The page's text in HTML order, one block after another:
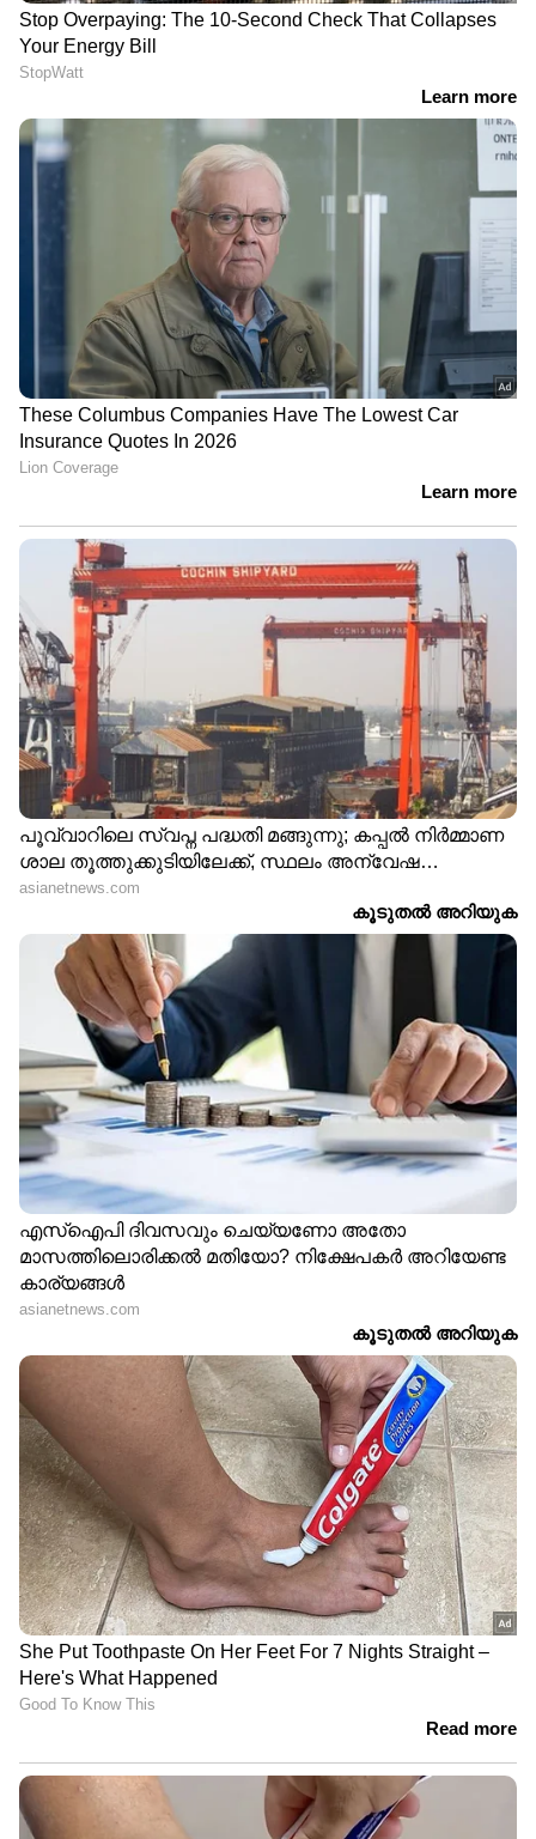
വർഷത്തോളം സമയമുണ്ട്. ഇത്തരം
സാഹചര്യങ്ങളിൽ പണം വേഗത്തിൽ വളരാൻ
ഇക്വിറ്റി മ്യൂച്വൽ ഫണ്ടുകൾ (SIP വഴി)
തിരഞ്ഞെടുക്കുന്നതാണ് അനുയോജ്യം.
വിപണിയിലെ റിസ്ക് കാരണം ചില
വർഷങ്ങളിൽ പോർട്ട്ഫോളിയോ താഴേക്ക്
പോയേക്കാമെങ്കിലും,
ദീർഘകാലാടിസ്ഥാനത്തിൽ പണപ്പെരുപ്പത്തെ
മറികടക്കുന്ന മികച്ച ലാഭം നൽകാൻ മ്യൂച്വൽ
ഫണ്ടുകൾക്ക് സാധിക്കും.
ഏതാണ് ഏറ്റവും മികച്ചത്?
ഇതിൽ ഏതെങ്കിലും ഒരൊറ്റ പദ്ധതി മാത്രമാണ്
നല്ലതെന്ന് പറയാനാകില്ല. പിപിഎഫ് അല്ലെങ്കിൽ
സുകന്യ സമൃദ്ധി പോലുള്ള പദ്ധതികൾ
സുരക്ഷിതത്വത്തിനായി ഉപയോഗിക്കുമ്പോൾ
തന്നെ, വലിയ തുക സമാഹരിക്കാനായി
നിക്ഷേപത്തിന്റെ ഒരു ഭാഗം മ്യൂച്വൽ
ഫണ്ടുകളിലേക്ക് മാറ്റുന്നതാണ് ബുദ്ധി. ഏത്
നിക്ഷേപ പദ്ധതി തിരഞ്ഞെടുക്കണം എന്ന്
തീരുമാനിക്കുന്നതിന് മുൻപ്, മക്കളുടെ
ഉന്നതവിദ്യാഭ്യാസത്തിന് ഏകദേശം എത്ര തുക
വേണ്ടി വരുമെന്നും എപ്പോഴാണ് ഈ പണം
ആവശ്യമെന്നും കണക്കുകൂട്ടുക. ഏത്
പദ്ധതിയായാലും എത്രയും വേഗത്തിൽ
നിക്ഷേപം ആരംഭിച്ച് അത് കൃത്യമായി മുന്നോട്ട്
കൊണ്ടുപോകുന്നതിലാണ് ശ്രദ്ധ
ചെലുത്തേണ്ടത്.